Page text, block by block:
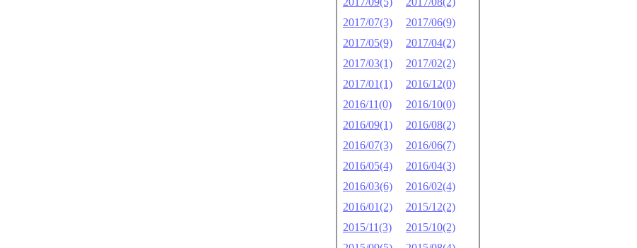
2017/07(3)
2017/06(9)
2017/05(9)
2017/04(2)
2017/03(1)
2017/02(2)
2017/01(1)
2016/12(0)
2016/11(0)
2016/10(0)
2016/09(1)
2016/08(2)
2016/07(3)
2016/06(7)
2016/05(4)
2016/04(3)
2016/03(6)
2016/02(4)
2016/01(2)
2015/12(2)
2015/11(3)
2015/10(2)